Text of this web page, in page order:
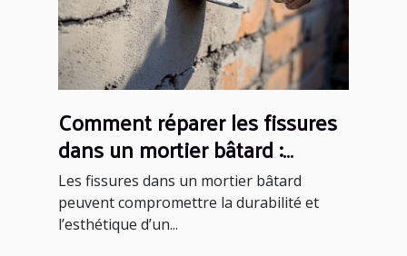
Comment réparer les fissures
dans un mortier bâtard :
méthodes et conseils
Les fissures dans un mortier bâtard
peuvent compromettre la durabilité et
l’esthétique d’un...